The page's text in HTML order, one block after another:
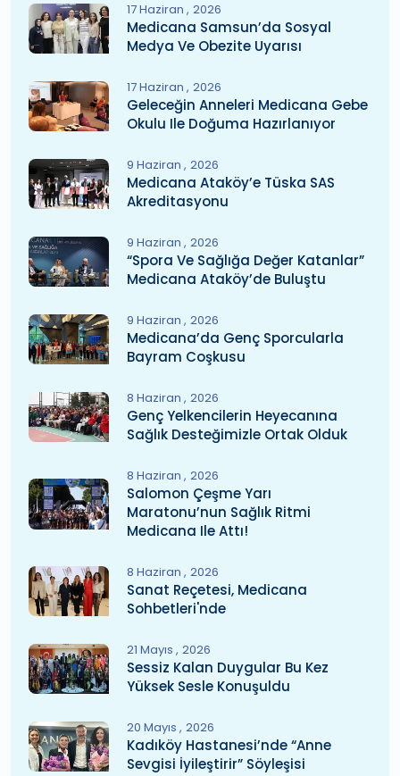
17 Haziran 2026
Medicana Samsun’da Sosyal
Medya Ve Obezite Uyarısı
17 Haziran 2026
Geleceğin Anneleri Medicana Gebe
Okulu Ile Doğuma Hazırlanıyor
9 Haziran 2026
Medicana Ataköy’e Tüska SAS
Akreditasyonu
9 Haziran 2026
“Spora Ve Sağlığa Değer Katanlar”
Medicana Ataköy’de Buluştu
9 Haziran 2026
Medicana’da Genç Sporcularla
Bayram Coşkusu
8 Haziran 2026
Genç Yelkencilerin Heyecanına
Sağlık Desteğimizle Ortak Olduk
8 Haziran 2026
Salomon Çeşme Yarı
Maratonu’nun Sağlık Ritmi
Medicana Ile Attı!
8 Haziran 2026
Sanat Reçetesi, Medicana
Sohbetleri'nde
21 Mayıs 2026
Sessiz Kalan Duygular Bu Kez
Yüksek Sesle Konuşuldu
20 Mayıs 2026
Kadıköy Hastanesi’nde “Anne
Sevgisi İyileştirir” Söyleşisi